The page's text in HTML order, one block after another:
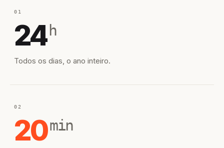
01
24 h
Todos os dias, o ano inteiro.
02
20min